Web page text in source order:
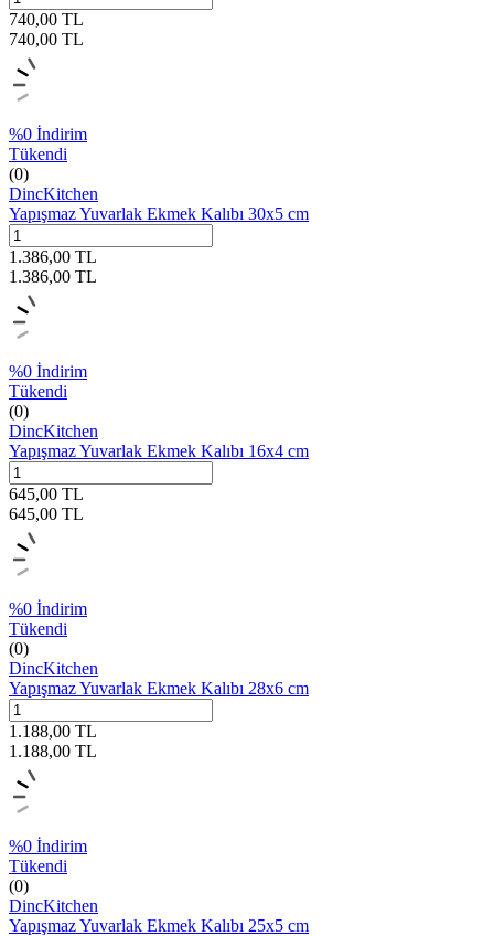
740,00 TL
740,00 TL
%0 İndirim
Tükendi
(0)
DincKitchen
Yapışmaz Yuvarlak Ekmek Kalıbı 30x5 cm
1.386,00 TL
1.386,00 TL
%0 İndirim
Tükendi
(0)
DincKitchen
Yapışmaz Yuvarlak Ekmek Kalıbı 16x4 cm
645,00 TL
645,00 TL
%0 İndirim
Tükendi
(0)
DincKitchen
Yapışmaz Yuvarlak Ekmek Kalıbı 28x6 cm
1.188,00 TL
1.188,00 TL
%0 İndirim
Tükendi
(0)
DincKitchen
Yapışmaz Yuvarlak Ekmek Kalıbı 25x5 cm